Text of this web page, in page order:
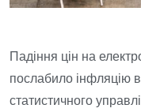
Падіння цін на
послабило інфляцію
статистичного